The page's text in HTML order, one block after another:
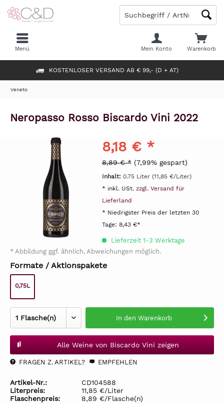
KOSTENLOSER VERSAND AB € 99,- (D + AT)
Warenkorb
Mein Konto
Menü
Veneto
Neropasso Rosso Biscardo Vini 2022
8,18 € *
8,89 € * (7,99% gespart)
Inhalt: 0.75 Liter (11,85 €/Liter)
* inkl. USt. zzgl. Versand für
Lieferland
* Niedrigster Preis der letzten 30
Tage: 8,43 €*
Lieferzeit 1-3 Werktage
* Abbildung ggf. ähnlich, Abweichungen möglich.
Formate / Aktionspakete
0,75L
In den Warenkorb
Alle Weine von Biscardo Vini zeigen
FRAGEN Z. ARTIKEL? EMPFEHLEN
Artikel-Nr.:
CD104588
Literpreis:
11,85 €/Liter
Flaschenpreis:
8,89 €/Flasche(n)